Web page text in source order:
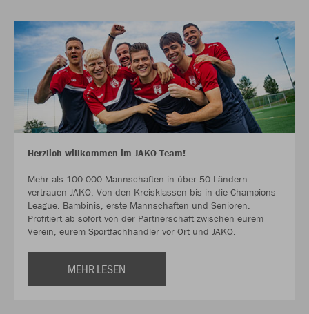
Herzlich willkommen im JAKO Team!
Mehr als 100.000 Mannschaften in über 50 Ländern
vertrauen JAKO. Von den Kreisklassen bis in die Champions
League. Bambinis, erste Mannschaften und Senioren.
Profitiert ab sofort von der Partnerschaft zwischen eurem
Verein, eurem Sportfachhändler vor Ort und JAKO.
MEHR LESEN